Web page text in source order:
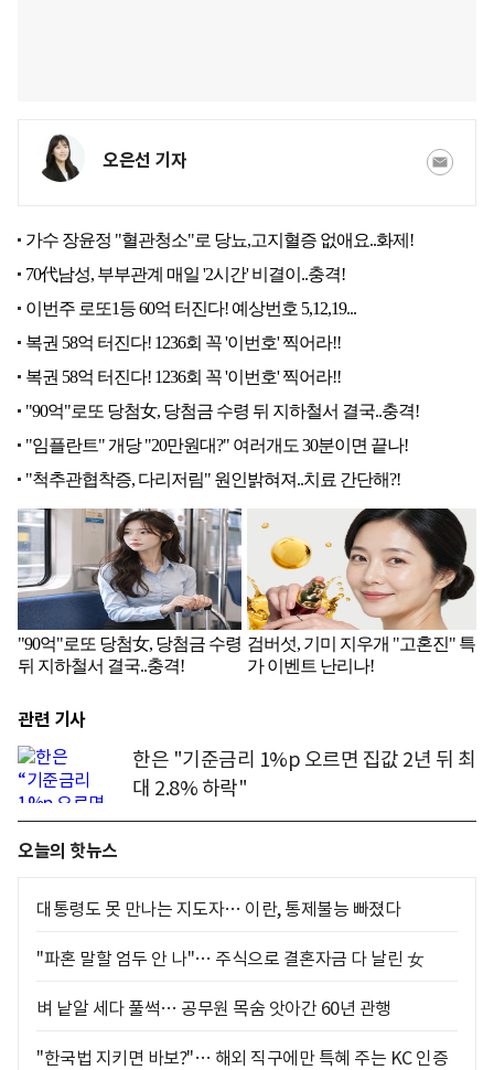
오은선 기자
관련 기사
한은 "기준금리 1%p 오르면 집값 2년 뒤 최
대 2.8% 하락"
오늘의 핫뉴스
대통령도 못 만나는 지도자… 이란, 통제불능 빠졌다
"파혼 말할 엄두 안 나"… 주식으로 결혼자금 다 날린 女
벼 낱알 세다 풀썩… 공무원 목숨 앗아간 60년 관행
"한국법 지키면 바보?"… 해외 직구에만 특혜 주는 KC 인증